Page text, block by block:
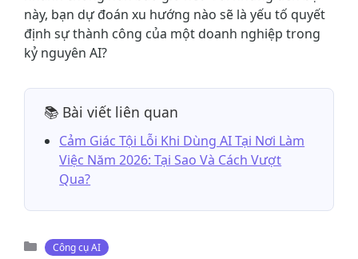
này, bạn dự đoán xu hướng nào sẽ là yếu tố quyết
định sự thành công của một doanh nghiệp trong
kỷ nguyên AI?
📚 Bài viết liên quan
Cảm Giác Tội Lỗi Khi Dùng AI Tại Nơi Làm
Việc Năm 2026: Tại Sao Và Cách Vượt
Qua?
Danh
Công cụ AI